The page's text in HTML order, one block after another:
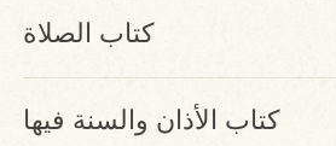
كتاب الصلاة
كتاب الأذان والسنة فيها